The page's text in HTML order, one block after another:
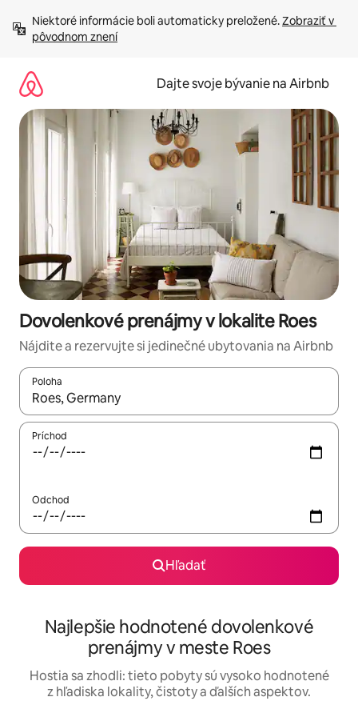
obsah.
Niektoré informácie boli automaticky preložené. Zobraziť v
pôvodnom znení
Dajte svoje bývanie na Airbnb
Dovolenkové prenájmy v lokalite Roes
Nájdite a rezervujte si jedinečné ubytovania na Airbnb
Poloha
Keď budú výsledky k dispozícii, môžete si ich prechádzať
Príchod
Odchod
Hľadať
Najlepšie hodnotené dovolenkové
prenájmy v meste Roes
Hostia sa zhodli: tieto pobyty sú vysoko hodnotené
z hľadiska lokality, čistoty a ďalších aspektov.